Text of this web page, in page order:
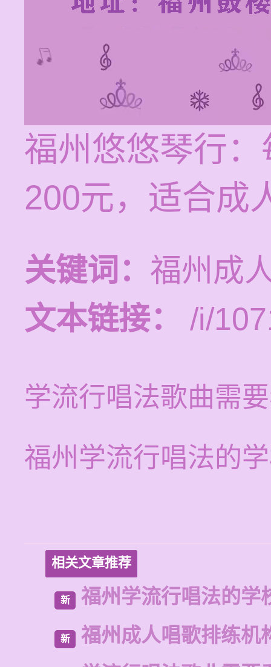
福州悠悠琴行
200元，适合成
关键词： 福州成
文本链接：
/i/
学流行唱法歌曲需
福州学流行唱法的
相关文章推荐
新 福州学流行唱法的学
新
福州成人唱歌排练机